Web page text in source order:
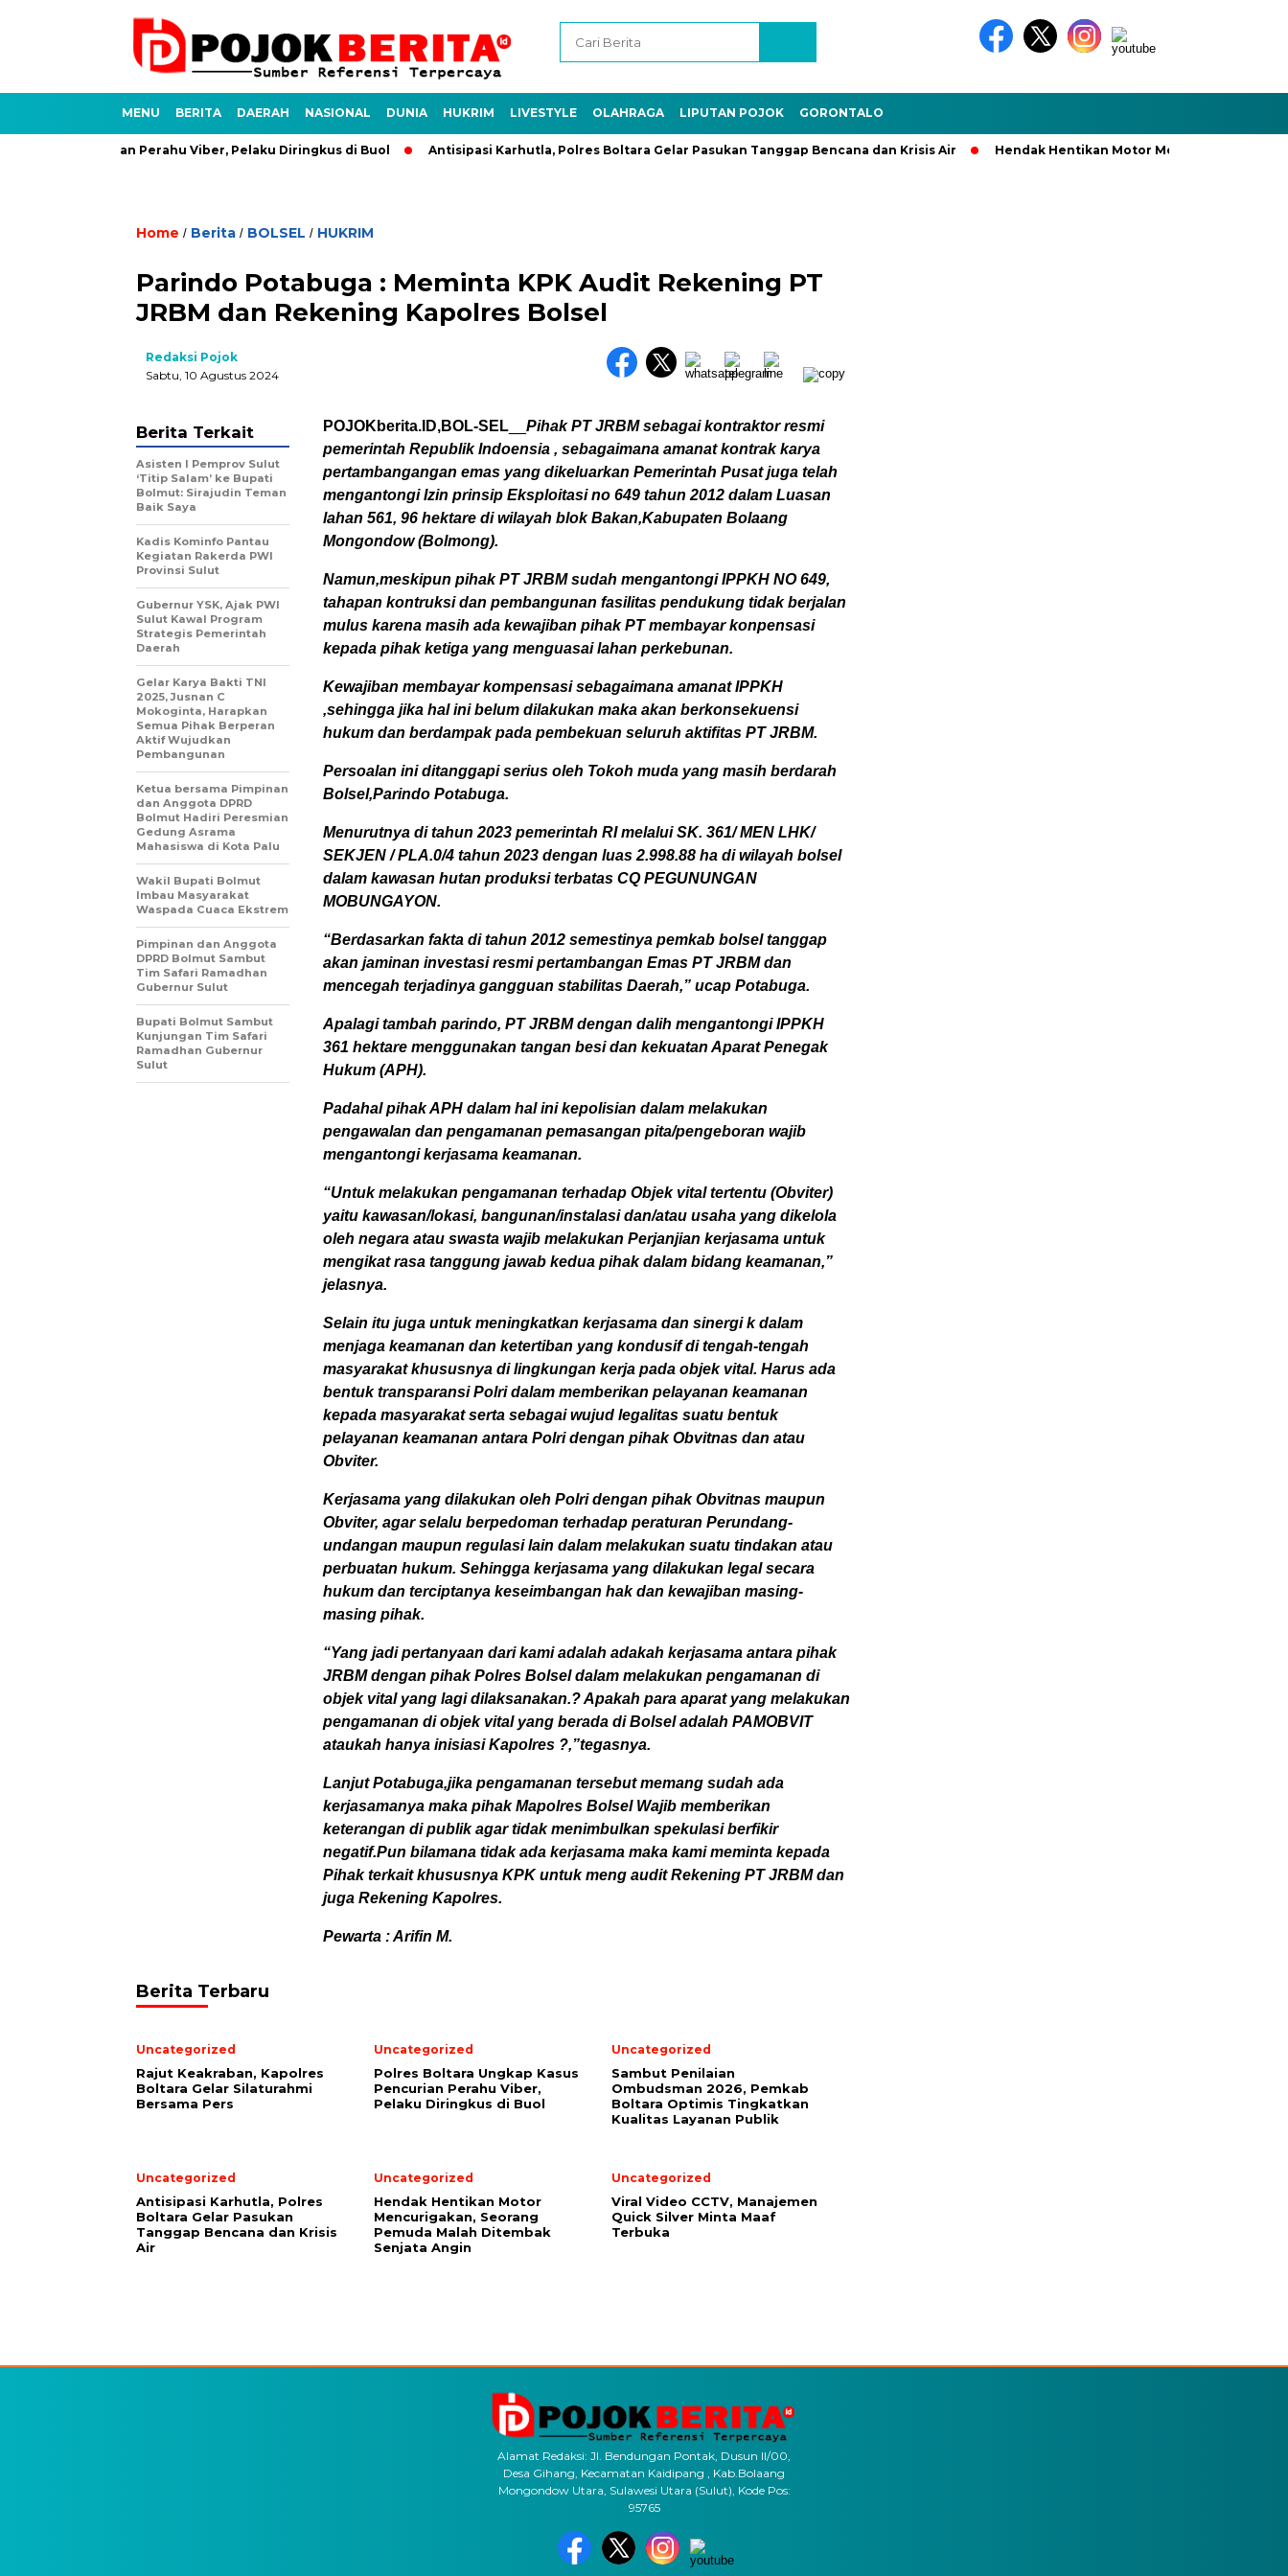
MENU BERITA DAERAH NASIONAL DUNIA HUKRIM LIVESTYLE OLAHRAGA LIPUTAN POJOK GORONTALO
Pencurian Perahu Viber, Pelaku Diringkus di Buol Antisipasi Karhutla, Polres Boltara Gelar Pasukan Tanggap Bencana dan Krisis Air Hendak Hentikan Motor Mencurigakan,
Home / Berita / BOLSEL / HUKRIM
Parindo Potabuga : Meminta KPK Audit Rekening PT
JRBM dan Rekening Kapolres Bolsel
Redaksi Pojok
Sabtu, 10 Agustus 2024
POJOKberita.ID,BOL-SEL
Pihak PT JRBM sebagai kontraktor resmi
pemerintah Republik Indoensia , sebagaimana amanat kontrak karya
pertambangangan emas yang dikeluarkan Pemerintah Pusat juga telah
mengantongi Izin prinsip Eksploitasi no 649 tahun 2012 dalam Luasan
lahan 561, 96 hektare di wilayah blok Bakan,Kabupaten Bolaang
Mongondow (Bolmong).
Namun,meskipun pihak PT JRBM sudah mengantongi IPPKH NO 649,
tahapan kontruksi dan pembangunan fasilitas pendukung tidak berjalan
mulus karena masih ada kewajiban pihak PT membayar konpensasi
kepada pihak ketiga yang menguasai lahan perkebunan.
Kewajiban membayar kompensasi sebagaimana amanat IPPKH
,sehingga jika hal ini belum dilakukan maka akan berkonsekuensi
hukum dan berdampak pada pembekuan seluruh aktifitas PT JRBM.
Persoalan ini ditanggapi serius oleh Tokoh muda yang masih berdarah
Bolsel,Parindo Potabuga.
Menurutnya di tahun 2023 pemerintah RI melalui SK. 361/ MEN LHK/
SEKJEN / PLA.0/4 tahun 2023 dengan luas 2.998.88 ha di wilayah bolsel
dalam kawasan hutan produksi terbatas CQ PEGUNUNGAN
MOBUNGAYON.
“Berdasarkan fakta di tahun 2012 semestinya pemkab bolsel tanggap
akan jaminan investasi resmi pertambangan Emas PT JRBM dan
mencegah terjadinya gangguan stabilitas Daerah,” ucap Potabuga.
Apalagi tambah parindo, PT JRBM dengan dalih mengantongi IPPKH
361 hektare menggunakan tangan besi dan kekuatan Aparat Penegak
Hukum (APH).
Padahal pihak APH dalam hal ini kepolisian dalam melakukan
pengawalan dan pengamanan pemasangan pita/pengeboran wajib
mengantongi kerjasama keamanan.
“Untuk melakukan pengamanan terhadap Objek vital tertentu (Obviter)
yaitu kawasan/lokasi, bangunan/instalasi dan/atau usaha yang dikelola
oleh negara atau swasta wajib melakukan Perjanjian kerjasama untuk
mengikat rasa tanggung jawab kedua pihak dalam bidang keamanan,”
jelasnya.
Selain itu juga untuk meningkatkan kerjasama dan sinergi k dalam
menjaga keamanan dan ketertiban yang kondusif di tengah-tengah
masyarakat khususnya di lingkungan kerja pada objek vital. Harus ada
bentuk transparansi Polri dalam memberikan pelayanan keamanan
kepada masyarakat serta sebagai wujud legalitas suatu bentuk
pelayanan keamanan antara Polri dengan pihak Obvitnas dan atau
Obviter.
Kerjasama yang dilakukan oleh Polri dengan pihak Obvitnas maupun
Obviter, agar selalu berpedoman terhadap peraturan Perundang-
undangan maupun regulasi lain dalam melakukan suatu tindakan atau
perbuatan hukum. Sehingga kerjasama yang dilakukan legal secara
hukum dan terciptanya keseimbangan hak dan kewajiban masing-
masing pihak.
“Yang jadi pertanyaan dari kami adalah adakah kerjasama antara pihak
JRBM dengan pihak Polres Bolsel dalam melakukan pengamanan di
objek vital yang lagi dilaksanakan.? Apakah para aparat yang melakukan
pengamanan di objek vital yang berada di Bolsel adalah PAMOBVIT
ataukah hanya inisiasi Kapolres ?,”tegasnya.
Lanjut Potabuga,jika pengamanan tersebut memang sudah ada
kerjasamanya maka pihak Mapolres Bolsel Wajib memberikan
keterangan di publik agar tidak menimbulkan spekulasi berfikir
negatif.Pun bilamana tidak ada kerjasama maka kami meminta kepada
Pihak terkait khususnya KPK untuk meng audit Rekening PT JRBM dan
juga Rekening Kapolres.
Pewarta : Arifin M.
Berita Terkait
Asisten I Pemprov Sulut
‘Titip Salam’ ke Bupati
Bolmut: Sirajudin Teman
Baik Saya
Kadis Kominfo Pantau
Kegiatan Rakerda PWI
Provinsi Sulut
Gubernur YSK, Ajak PWI
Sulut Kawal Program
Strategis Pemerintah
Daerah
Gelar Karya Bakti TNI
2025, Jusnan C
Mokoginta, Harapkan
Semua Pihak Berperan
Aktif Wujudkan
Pembangunan
Ketua bersama Pimpinan
dan Anggota DPRD
Bolmut Hadiri Peresmian
Gedung Asrama
Mahasiswa di Kota Palu
Wakil Bupati Bolmut
Imbau Masyarakat
Waspada Cuaca Ekstrem
Pimpinan dan Anggota
DPRD Bolmut Sambut
Tim Safari Ramadhan
Gubernur Sulut
Bupati Bolmut Sambut
Kunjungan Tim Safari
Ramadhan Gubernur
Sulut
Berita Terbaru
Uncategorized
Rajut Keakraban, Kapolres
Boltara Gelar Silaturahmi
Bersama Pers
Uncategorized
Polres Boltara Ungkap Kasus
Pencurian Perahu Viber,
Pelaku Diringkus di Buol
Uncategorized
Sambut Penilaian
Ombudsman 2026, Pemkab
Boltara Optimis Tingkatkan
Kualitas Layanan Publik
Uncategorized
Antisipasi Karhutla, Polres
Boltara Gelar Pasukan
Tanggap Bencana dan Krisis
Air
Uncategorized
Hendak Hentikan Motor
Mencurigakan, Seorang
Pemuda Malah Ditembak
Senjata Angin
Uncategorized
Viral Video CCTV, Manajemen
Quick Silver Minta Maaf
Terbuka
Alamat Redaksi: Jl. Bendungan Pontak, Dusun II/00,
Desa Gihang, Kecamatan Kaidipang , Kab.Bolaang
Mongondow Utara, Sulawesi Utara (Sulut), Kode Pos:
95765